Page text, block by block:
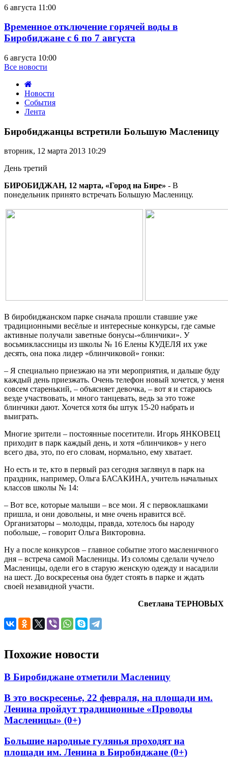
6 августа 11:00
Временное отключение горячей воды в
Биробиджане с 6 по 7 августа
6 августа 10:00
Все новости
Новости
События
Лента
встретили
Большую
Масленицу
Биробиджанцы встретили Большую Масленицу
вторник, 12 марта 2013 10:29
День третий
БИРОБИДЖАН, 12 марта, «Город на Бире» - В
понедельник принято встречать Большую Масленицу.
В биробиджанском парке сначала прошли ставшие уже
традиционными весёлые и интересные конкурсы, где самые
активные получали заветные бонусы-«блинчики». У
восьмиклассницы из школы № 16 Елены КУДЕЛЯ их уже
десять, она пока лидер «блинчиковой» гонки:
– Я специально приезжаю на эти мероприятия, и дальше буду
каждый день приезжать. Очень телефон новый хочется, у меня
совсем старенький, – объясняет девочка, – вот я и стараюсь
везде участвовать, и много танцевать, ведь за это тоже
блинчики дают. Хочется хотя бы штук 15-20 набрать и
выиграть.
Многие зрители – постоянные посетители. Игорь ЯНКОВЕЦ
приходит в парк каждый день, и хотя «блинчиков» у него
всего два, это, по его словам, нормально, ему хватает.
Но есть и те, кто в первый раз сегодня заглянул в парк на
праздник, например, Ольга БАСАКИНА, учитель начальных
классов школы № 14:
– Вот все, которые малыши – все мои. Я с первоклашками
пришла, и они довольны, и мне очень нравится всё.
Организаторы – молодцы, правда, хотелось бы народу
побольше, – говорит Ольга Викторовна.
Ну а после конкурсов – главное событие этого масленичного
дня – встреча самой Масленицы. Из соломы сделали чучело
Масленицы, одели его в старую женскую одежду и насадили
на шест. До воскресенья она будет стоять в парке и ждать
своей незавидной участи.
Светлана ТЕРНОВЫХ
Похожие новости
В Биробиджане отметили Масленицу
В это воскресенье, 22 февраля, на площади им.
Ленина пройдут традиционные «Проводы
Масленицы» (0+)
Большие народные гулянья проходят на
площади им. Ленина в Биробиджане (0+)